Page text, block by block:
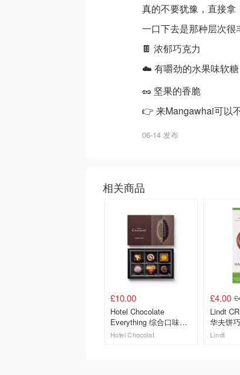
真的不要犹豫，直接拿
一口下去是那种层次很
🍫 浓郁巧克力
☁️ 有嚼劲的水果味软糖
🥜 坚果的香脆
👉 来Mangawhai可以
06-14 发布
相关商品
£10.00
Hotel Chocolate
Everything 综合口味巧
克力礼盒 6 粒装
Hotel Chocolat
£4.00
Lindt
华夫饼
Lindt